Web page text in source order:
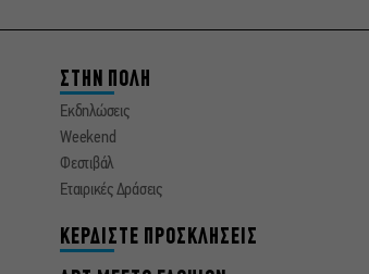
ΣΤΗΝ ΠΟΛΗ
Εκδηλώσεις
Weekend
Φεστιβάλ
Εταιρικές Δράσεις
ΚΕΡΔΙΣΤΕ ΠΡΟΣΚΛΗΣΕΙΣ